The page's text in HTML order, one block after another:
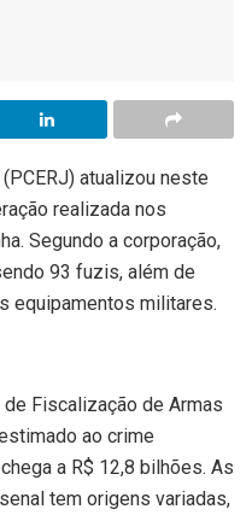
atualizou neste
realizada nos
Segundo a corporação,
93 fuzis, além de
equipamentos militares.
Fiscalização de Armas
ao crime
a R$ 12,8 bilhões. As
tem origens variadas,